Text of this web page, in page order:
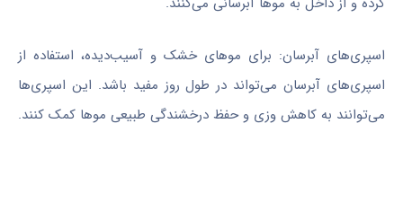
اسپری‌های آبرسان: برای موهای خشک و آسیب‌دیده، استفاده از
اسپری‌های آبرسان می‌تواند در طول روز مفید باشد. این اسپری‌ها
می‌توانند به کاهش وزی و حفظ درخشندگی طبیعی موها کمک کنند.